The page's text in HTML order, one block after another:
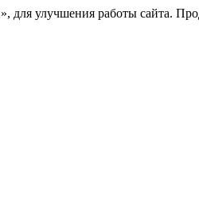
улучшения работы сайта.